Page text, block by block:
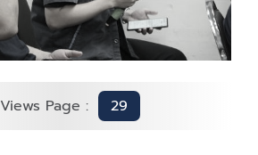
Views Page : 29